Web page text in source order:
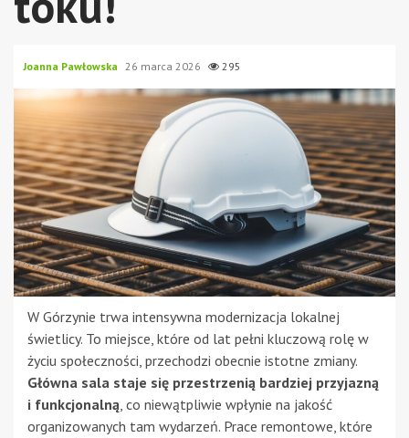
Joanna Pawłowska 26 marca 2026 295
W Górzynie trwa intensywna modernizacja lokalnej
świetlicy. To miejsce, które od lat pełni kluczową rolę w
życiu społeczności, przechodzi obecnie istotne zmiany.
Główna sala staje się przestrzenią bardziej przyjazną
i funkcjonalną, co niewątpliwie wpłynie na jakość
organizowanych tam wydarzeń. Prace remontowe, które